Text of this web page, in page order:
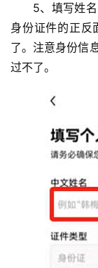
5、填写姓
身份证件的正反
了。注意身份信
过不了。